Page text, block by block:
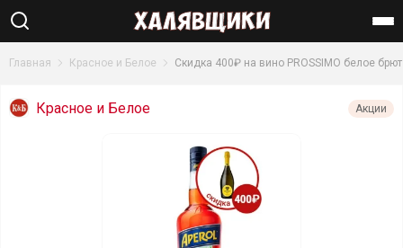
Найти
Главная Красное и Белое Скидка 400₽ на вино PROSSIMO белое
Красное и Белое Акции